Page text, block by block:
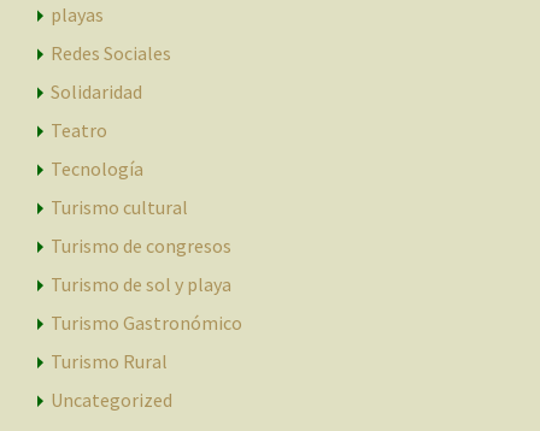
playas
Redes Sociales
Solidaridad
Teatro
Tecnología
Turismo cultural
Turismo de congresos
Turismo de sol y playa
Turismo Gastronómico
Turismo Rural
Uncategorized